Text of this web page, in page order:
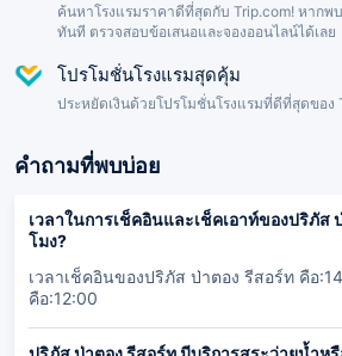
ค้นหาโรงแรมราคาดีที่สุดกับ Trip.com! หากพ
ทันที ตรวจสอบข้อเสนอและจองออนไลน์ได้เลย
โปรโมชั่นโรงแรมสุดคุ้ม
ประหยัดเงินด้วยโปรโมชั่นโรงแรมที่ดีที่สุดของ
คำถามที่พบบ่อย
เวลาในการเช็คอินและเช็คเอาท์ของปริภัส
โมง?
เวลาเช็คอินของปริภัส ป่าตอง รีสอร์ท คือ
คือ:12:00